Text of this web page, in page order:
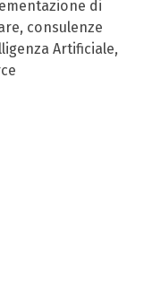
di
consulenze
Artificiale,